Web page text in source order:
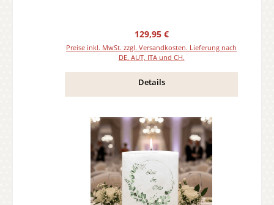
Regulärer Preis:
129,95 €
Preise inkl. MwSt. zzgl. Versandkosten. Lieferung nach
DE, AUT, ITA und CH.
Details